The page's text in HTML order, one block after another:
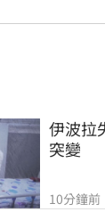
伊波拉
突變
10分鐘前